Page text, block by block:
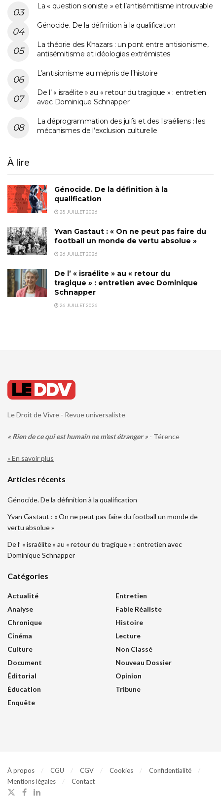
La « question sioniste » et l’antisémitisme introuvable
Génocide. De la définition à la qualification
La théorie des Khazars : un pont entre antisionisme,
antisémitisme et idéologies extrémistes
L’antisionisme au mépris de l’histoire
De l’ « israélite » au « retour du tragique » : entretien
avec Dominique Schnapper
La déprogrammation des juifs et des Israéliens : les
mécanismes de l’exclusion culturelle
À lire
Génocide. De la définition à la
qualification
28 JUILLET 2026
Yvan Gastaut : « On ne peut pas faire du
football un monde de vertu absolue »
26 JUILLET 2026
De l’ « israélite » au « retour du
tragique » : entretien avec Dominique
Schnapper
26 JUILLET 2026
Le Droit de Vivre - Revue universaliste
« Rien de ce qui est humain ne m'est étranger » - Térence
» En savoir plus
Articles récents
Génocide. De la définition à la qualification
Yvan Gastaut : « On ne peut pas faire du football un monde de
vertu absolue »
De l’ « israélite » au « retour du tragique » : entretien avec
Dominique Schnapper
Catégories
Actualité
Analyse
Chronique
Cinéma
Culture
Document
Éditorial
Éducation
Enquête
Entretien
Fable Réaliste
Histoire
Lecture
Non Classé
Nouveau Dossier
Opinion
Tribune
À propos CGU CGV Cookies
Confidentialité
Mentions légales
Contact